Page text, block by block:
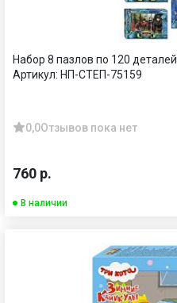
Набор 8 пазлов по 120
Артикул: НП-СТЕП-75159
0,0Отзывов пока нет
760 р.
В наличии